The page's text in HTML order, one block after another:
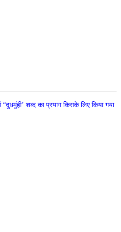
शब्द का प्रयाग किसके लिए किया गया